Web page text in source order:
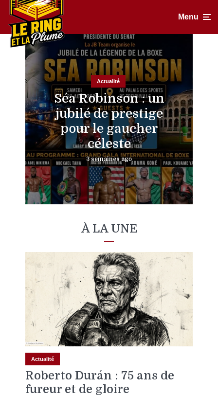
Menu
Actualité
Séa Robinson : un
jubilé de prestige
pour le gaucher
céleste
3 semaines ago
À LA UNE
Actualité
Roberto Durán : 75 ans de
fureur et de gloire